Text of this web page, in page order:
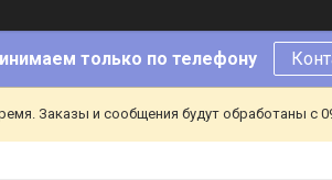
только по телефону
Заказы и сообщения будут обработаны с